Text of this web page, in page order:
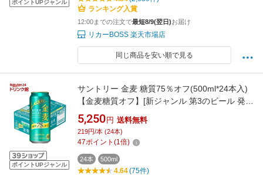
ポイントUPジャンル
ランキング入賞
12:00までの注文で最短8/9(翌日)お届け
リカーBOSS 楽天市場店
同じ商品を安い順で見る
ポイントUPジャンル
サントリー 金麦 糖質75％オフ(500ml*24本入)
【金麦糖質オフ】[新ジャンル 第3のビール 発泡
酒 金麦オフ]
5,250 円 送料無料
219円/本 (24本)
47ポイント (1倍)
24本 500ml
4.64(75件)